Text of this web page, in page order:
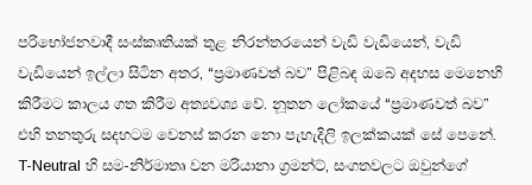
පරිභෝජනවාදී සංස්කෘතියක් තුළ නිරන්තරයෙන් වැඩි වැඩියෙන්, වැඩි
වැඩියෙන් ඉල්ලා සිටින අතර, “ප්‍රමාණවත් බව” පිළිබඳ ඔබේ අදහස මෙනෙහි
කිරීමට කාලය ගත කිරීම අත්‍යවශ්‍ය වේ. නූතන ලෝකයේ “ප්‍රමාණවත් බව”
එහි තනතුරු සදහටම වෙනස් කරන නො පැහැදිලි ඉලක්කයක් සේ පෙනේ.
T-Neutral හි සම-නිර්මාතෘ වන මරියානා ග්‍රමන්ට්, සංගතවලට ඔවුන්ගේ